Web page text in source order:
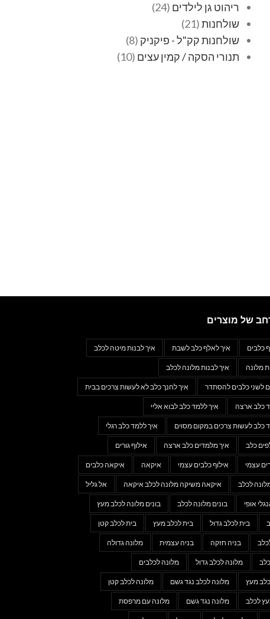
ריהוט גן לילדים 24
שולחנות 21
שולחנות קק"ל - פיקניק 8
תנורי הסקה / קמין עצים 10
של מוצרים
כלבים איך לאלף כלב לשבת איך לבנות מיטה לכלב
מלונה איך לבנות מלונה לכלב
לשני כלבים להסתדר איך לחנך כלב לא לעשות צרכים בבית
כלב ארצה איך ללמד כלב לבוא אליי
כלב לעשות צרכים במקום מסוים איך ללמד כלב רגלי
כלב איך מלמדים כלב ארצה אילוף גורים
עצמי אילוף כלבים עצמי איקאה איקאה כלבים
לכלב איקאה משיקה מלונה לכלב איקאה אל גליל
אופי בונים מלונה לכלב בונים מלונה לכלב מעץ
בית לכלב גדול בית לכלב מעץ בית לכלב קטן
בניה חזקה בניה עצמית מלונה גדולה
מלונה לכלב גדול מלונה לכלבים
מעץ מלונה לכלב נגד גשם מלונה לכלב קטן
לכלב מלונה נגד גשם מלונה עם מרפסת